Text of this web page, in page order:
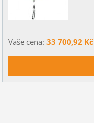
Vaše cena: 33 700,92 Kč